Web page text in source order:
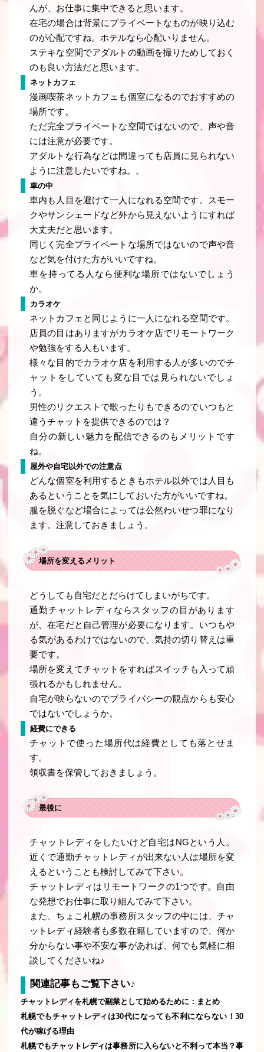
んが、お仕事に集中できると思います。
在宅の場合は背景にプライベートなものが映り込む
のが心配ですね。ホテルなら心配いりません。
ステキな空間でアダルトの動画を撮りためしておく
のも良い方法だと思います。
ネットカフェ
漫画喫茶ネットカフェも個室になるのでおすすめの
場所です。
ただ完全プライベートな空間ではないので、声や音
には注意が必要です。
アダルトな行為などは間違っても店員に見られない
ように注意したいですね。。
車の中
車内も人目を避けて一人になれる空間です。スモー
クやサンシェードなど外から見えないようにすれば
大丈夫だと思います。
同じく完全プライベートな場所ではないので声や音
など気を付けた方がいいですね。
車を持ってる人なら便利な場所ではないでしょう
か。
カラオケ
ネットカフェと同じように一人になれる空間です。
店員の目はありますがカラオケ店でリモートワーク
や勉強をする人もいます。
様々な目的でカラオケ店を利用する人が多いのでチ
ャットをしていても変な目では見られないでしょ
う。
男性のリクエストで歌ったりもできるのでいつもと
違うチャットを提供できるのでは？
自分の新しい魅力を配信できるのもメリットです
ね。
屋外や自宅以外での注意点
どんな個室を利用するときもホテル以外では人目も
あるということを気にしておいた方がいいですね。
服を脱ぐなど場合によっては公然わいせつ罪になり
ます。注意しておきましょう。
場所を変えるメリット
どうしても自宅だとだらけてしまいがちです。
通勤チャットレディならスタッフの目があります
が、在宅だと自己管理が必要になります。いつもや
る気があるわけではないので、気持の切り替えは重
要です。
場所を変えてチャットをすればスイッチも入って頑
張れるかもしれません。
自宅が映らないのでプライバシーの観点からも安心
ではないでしょうか。
経費にできる
チャットで使った場所代は経費としても落とせま
す。
領収書を保管しておきましょう。
最後に
チャットレディをしたいけど自宅はNGという人。
近くで通勤チャットレディが出来ない人は場所を変
えるということも検討してみて下さい。
チャットレディはリモートワークの1つです。自由
な発想でお仕事に取り組んでみて下さい。
また、ちょこ札幌の事務所スタッフの中には、チャ
ットレディ経験者も多数在籍していますので、何か
分からない事や不安な事があれば、何でも気軽に相
談してくださいね♪
関連記事もご覧下さい♪
チャットレディを札幌で副業として始めるために：まとめ
札幌でもチャットレディは30代になっても不利にならない！30
代が稼げる理由
札幌でもチャットレディは事務所に入らないと不利って本当？事